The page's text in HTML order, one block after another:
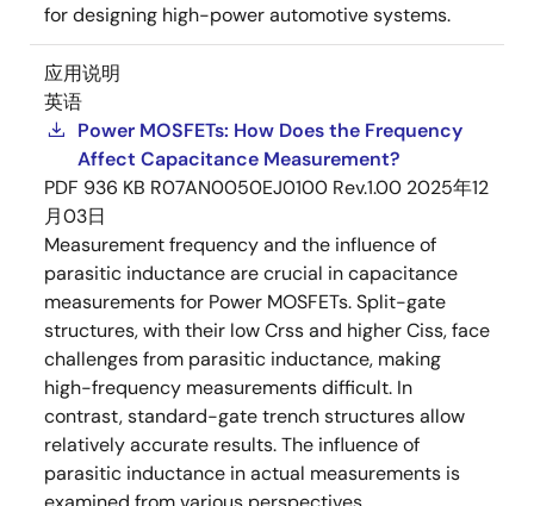
for designing high-power automotive systems.
应用说明
英语
Power MOSFETs: How Does the Frequency
Affect Capacitance Measurement?
PDF 936 KB R07AN0050EJ0100 Rev.1.00 2025年12
月03日
Measurement frequency and the influence of
parasitic inductance are crucial in capacitance
measurements for Power MOSFETs. Split-gate
structures, with their low Crss and higher Ciss, face
challenges from parasitic inductance, making
high-frequency measurements difficult. In
contrast, standard-gate trench structures allow
relatively accurate results. The influence of
parasitic inductance in actual measurements is